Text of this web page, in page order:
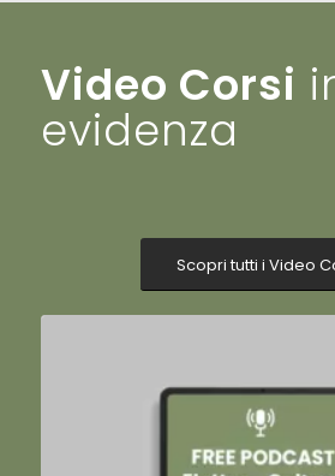
Video Corsi
evidenza
Scopri tutti i Video